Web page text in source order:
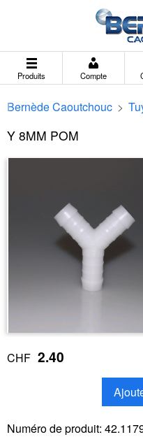
Produits Compte
Bernède Caoutchouc >
Y 8MM POM
CHF 2.40
Numéro de produit: